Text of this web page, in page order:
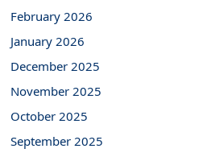
February 2026
January 2026
December 2025
November 2025
October 2025
September 2025